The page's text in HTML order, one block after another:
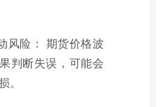
风险： 期货价格波
判断失误，可能会
。